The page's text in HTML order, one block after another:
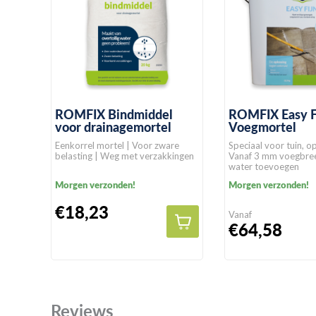
ROMFIX Bindmiddel
voor drainagemortel
Eenkorrel mortel | Voor zware
belasting | Weg met verzakkingen
Morgen verzonden!
€18,23
ROMFIX Easy
Voegmortel
Speciaal voor tuin,
Vanaf 3 mm
water toevoegen
Morgen verzonden!
Vanaf
€64,58
Reviews